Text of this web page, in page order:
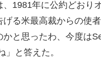
1981年に公約どおり
る米最高裁からの使
と思ったわ、今度は
」と答えた。